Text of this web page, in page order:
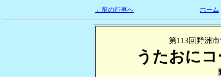
←前の行事へ ホーム
第113回野洲
うたおに